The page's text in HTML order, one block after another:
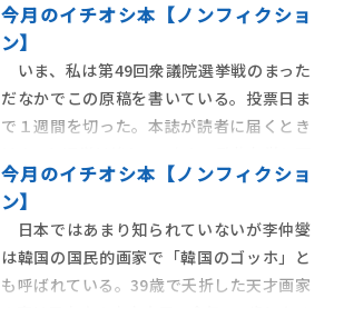
と情報空間のスペックアップがそれを可能
にするのだ。現状、仮想通貨・ＮＦＴがら
みで経済面から話題になることが多いメタ
バースだが、「マジでその中で暮らせる」
さらに「環境を恣
今月のイチオシ本【ノンフィクショ
ン】
いま、私は第49回衆議院選挙戦のまった
だなかでこの原稿を書いている。投票日ま
で１週間を切った。本誌が読者に届くとき
党が、そのままかそれとも変わったか結論
は出ている。その時、私はどう思っている
のだろう。著者の和田靜香は音楽関係を手始
めに相撲や困窮者支援などの記事を書くフ
リーランス
今月のイチオシ本【ノンフィクショ
ン】
日本ではあまり知られていないが李仲燮
は韓国の国民的画家で「韓国のゴッホ」と
も呼ばれている。39歳で夭折した天才画家